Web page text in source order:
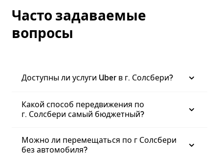
Часто задаваемые
вопросы
Доступны ли услуги Uber в г. Солсбери?
Какой способ передвижения по
г. Солсбери самый бюджетный?
Можно ли перемещаться по г Солсбери
без автомобиля?